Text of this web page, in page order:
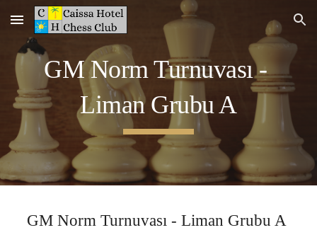
Skip to main content Skip to navigation
GM Norm Turnuvası -
Liman Grubu A
GM Norm Turnuvası - Liman Grubu A